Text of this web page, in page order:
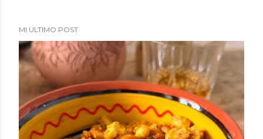
MI ULTIMO POST